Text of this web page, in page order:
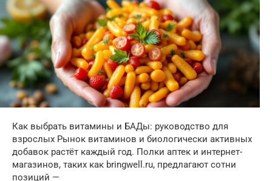
Как выбрать витамины и БАДы: руководство для
взрослых Рынок витаминов и биологически активных
добавок растёт каждый год. Полки аптек и интернет-
магазинов, таких как bringwell.ru, предлагают сотни
позиций —